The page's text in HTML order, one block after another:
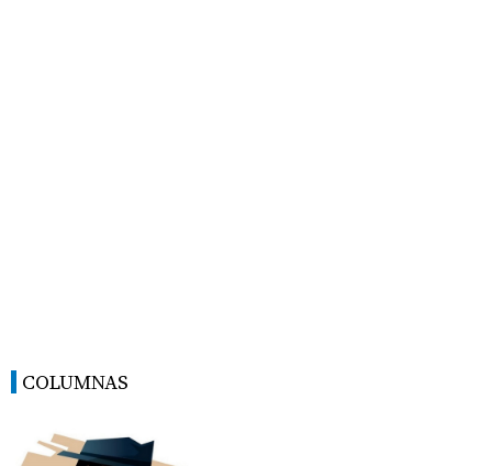
COLUMNAS